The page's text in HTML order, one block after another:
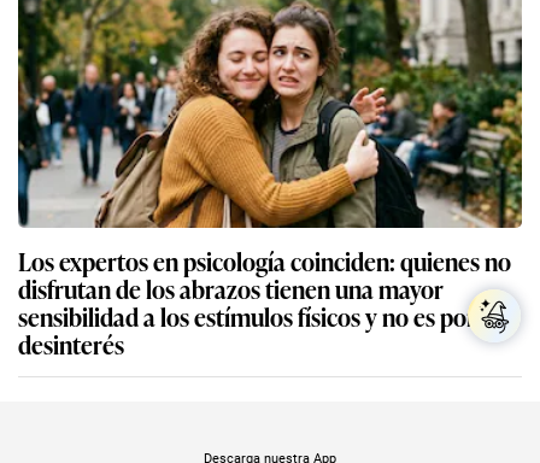
Los expertos en psicología coinciden: quienes no
disfrutan de los abrazos tienen una mayor
sensibilidad a los estímulos físicos y no es por
desinterés
Descarga nuestra App